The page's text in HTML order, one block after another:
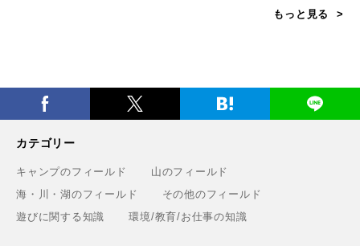
もっと見る
カテゴリー
キャンプのフィールド
山のフィールド
海・川・湖のフィールド
その他のフィールド
遊びに関する知識
環境/教育/お仕事の知識